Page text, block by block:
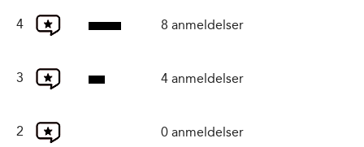
4 8 anmeldelser
3 4 anmeldelser
2 0 anmeldelser